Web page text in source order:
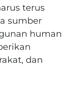
terus
sumber
human
dan